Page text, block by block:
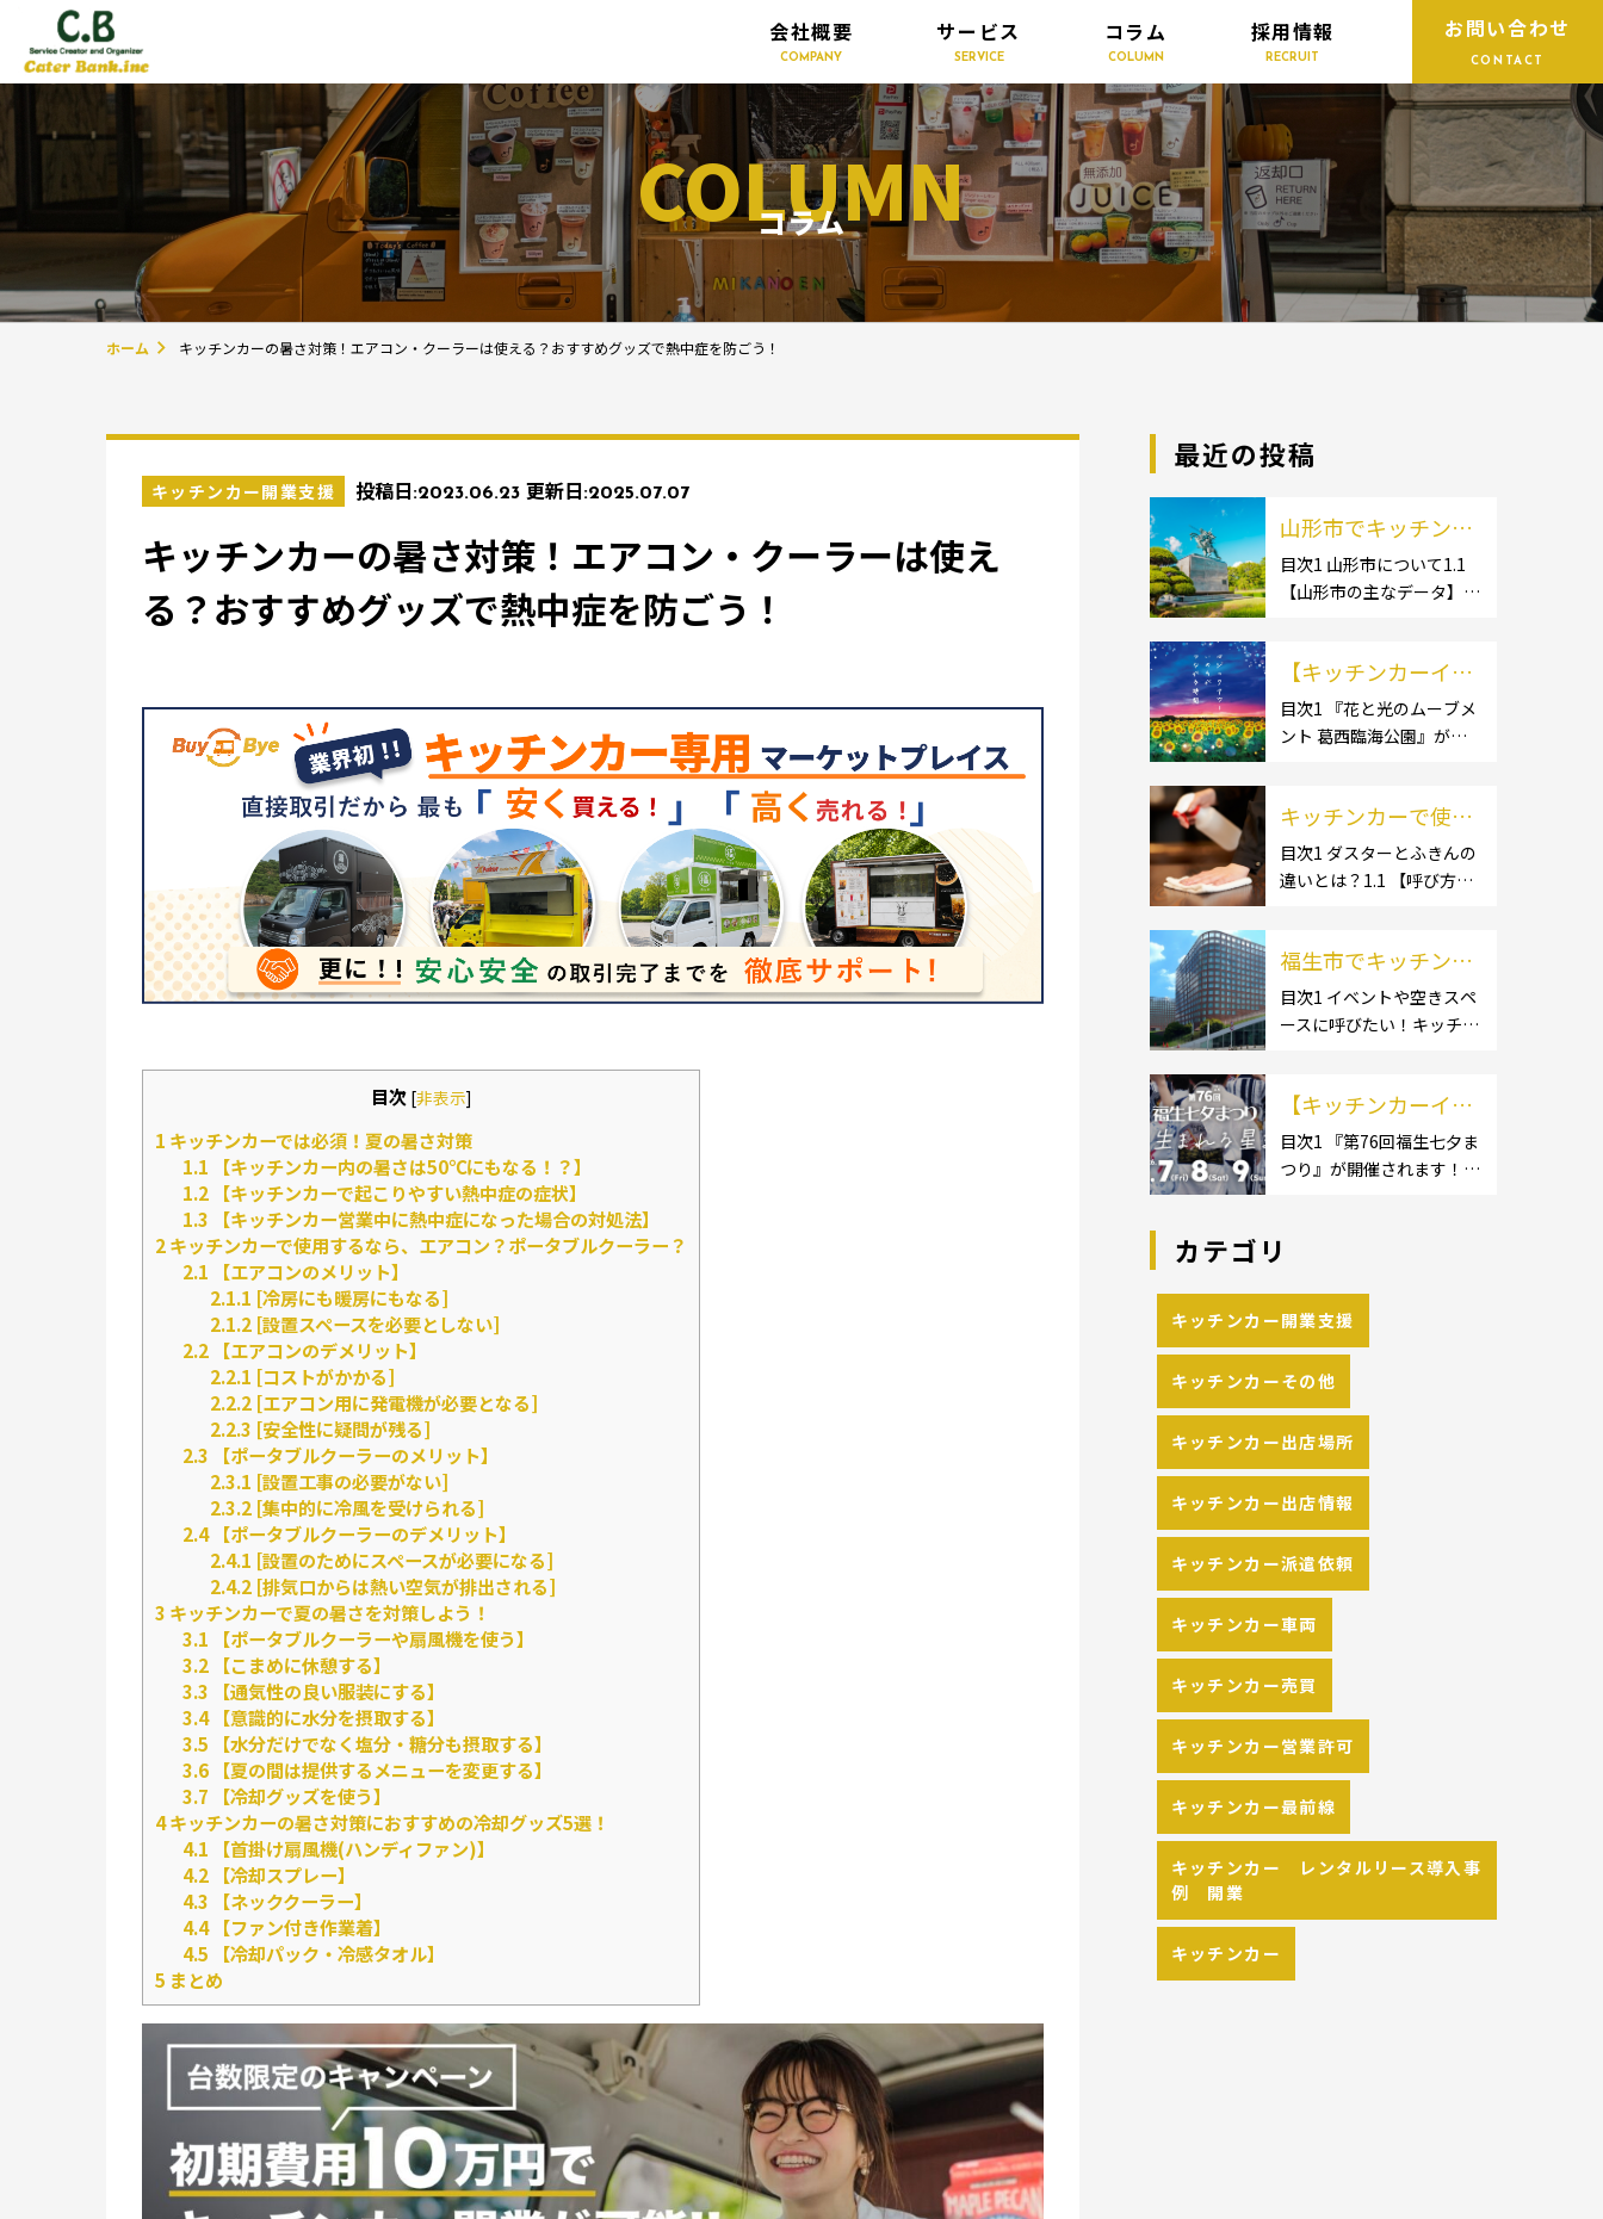
会社概要
COMPANY
サービス
SERVICE
コラム
COLUMN
採用情報
RECRUIT
お問い合わせ
CONTACT
COLUMN
コラム
ホーム キッチンカーの暑さ対策！エアコン・クーラーは使える？おすすめグッズで熱中症を防ごう！
キッチンカー開業支援 投稿日:2023.06.23 更新日:2025.07.07
キッチンカーの暑さ対策！エアコン・クーラーは使え
る？おすすめグッズで熱中症を防ごう！
目次 [非表示]
1 キッチンカーでは必須！夏の暑さ対策
1.1 【キッチンカー内の暑さは50℃にもなる！？】
1.2【キッチンカーで起こりやすい熱中症の症状】
1.3 【キッチンカー営業中に熱中症になった場合の対処法】
2キッチンカーで使用するなら、エアコン？ポータブルクーラー？
2.1 【エアコンのメリット】
2.1.1 [冷房にも暖房にもなる]
2.1.2[設置スペースを必要としない]
2.2【エアコンのデメリット】
2.2.1 [コストがかかる]
2.2.2[エアコン用に発電機が必要となる]
2.2.3 [安全性に疑問が残る]
2.3 【ポータブルクーラーのメリット】
2.3.1 [設置工事の必要がない]
2.3.2[集中的に冷風を受けられる]
2.4【ポータブルクーラーのデメリット】
2.4.1 [設置のためにスペースが必要になる]
2.4.2[排気口からは熱い空気が排出される]
3 キッチンカーで夏の暑さを対策しよう！
3.1 【ポータブルクーラーや扇風機を使う】
3.2【こまめに休憩する】
3.3 【通気性の良い服装にする】
3.4【意識的に水分を摂取する】
3.5 【水分だけでなく塩分・糖分も摂取する】
3.6【夏の間は提供するメニューを変更する】
3.7 【冷却グッズを使う】
4キッチンカーの暑さ対策におすすめの冷却グッズ5選！
4.1 【首掛け扇風機(ハンディファン)】
4.2【冷却スプレー】
4.3 【ネッククーラー】
4.4【ファン付き作業着】
4.5 【冷却パック・冷感タオル】
5 まとめ
最近の投稿
山形市でキッチンカ
ー開業するなら格安
のレンタル・リー
流れも解説！
目次1 山形市について1.1
【山形市の主なデータ】
王温泉]1.2.2 [文翔館]1.3
【名産品・ご当地グルメ】
1.3.1 [芋煮]1.3 […]
【キッチンカーイベ
ント情報】花と光の
ムーブメント 葛西臨
います！
目次1 『花と光のムーブメ
ント 葛西臨海公園』が開
場といえば、やっぱりイベ
ント！ 日本全国で、キッチ
ンカーが営業している様々
キッチンカーで使用
するダスター・ふき
んの選び方とは？お
介！
目次1 ダスターとふきんの
違いとは？1.1 【呼び方の
ンタークロスとも呼ばれ
る】2 キッチンカーで使用
するダスター(ふきん)種類
福生市でキッチンカ
ーを呼びたい！派遣
してもらうにはどう
の流れや人気メニュ
ーを解説
目次1 イベントや空きスペ
ースに呼びたい！キッチン
キッチンカー:軽バン]1.1.2
[小型キッチンカー:軽トラ
ック]1.1.3 [中型・大型キッ
【キッチンカーイベ
ント情報】第76回福
生七夕まつりが開催
目次1 『第76回福生七夕ま
つり』が開催されます！2
りイベント！ 日本全国で、
催されています。 開業前に
キッチンカーの出店 […]
カテゴリ
キッチンカー開業支援
キッチンカーその他
キッチンカー出店場所
キッチンカー出店情報
キッチンカー派遣依頼
キッチンカー車両
キッチンカー売買
キッチンカー営業許可
キッチンカー最前線
キッチンカー レンタルリース導入事
例 開業
キッチンカー